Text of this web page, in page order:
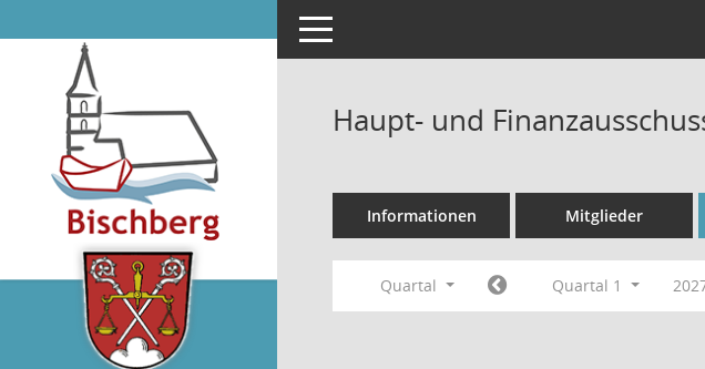
Toggle navigation
Haupt- und
Informationen Mitglieder
Quartal Quartal 1